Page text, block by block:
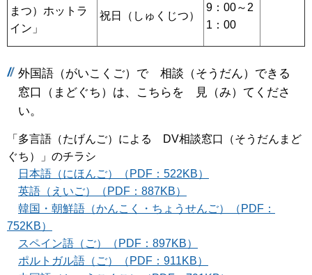
まつ）ホットラ
イン」
祝日（しゅくじつ）
9：00～2
1：00
外国語（がいこくご）で 相談（そうだん）できる
窓口（まどぐち）は、こちらを 見（み）てくださ
い。
「多言語（たげんご）による DV相談窓口（そうだんまど
ぐち）」のチラシ
日本語（にほんご）（PDF：522KB）
英語（えいご）（PDF：887KB）
韓国・朝鮮語（かんこく・ちょうせんご）（PDF：
752KB）
スペイン語（ご）（PDF：897KB）
ポルトガル語（ご）（PDF：911KB）